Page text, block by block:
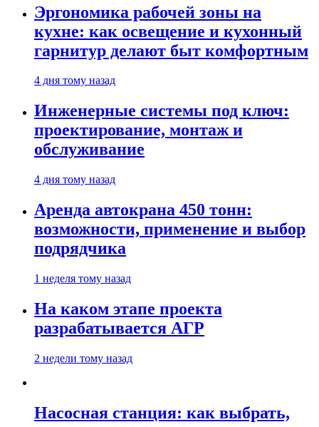
Эргономика рабочей зоны на
кухне: как освещение и кухонный
гарнитур делают быт комфортным
4 дня тому назад
Инженерные системы под ключ:
проектирование, монтаж и
обслуживание
4 дня тому назад
Аренда автокрана 450 тонн:
возможности, применение и выбор
подрядчика
1 неделя тому назад
На каком этапе проекта
разрабатывается АГР
2 недели тому назад
Насосная станция: как выбрать,